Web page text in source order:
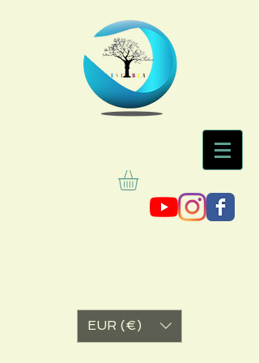
EUR (€)